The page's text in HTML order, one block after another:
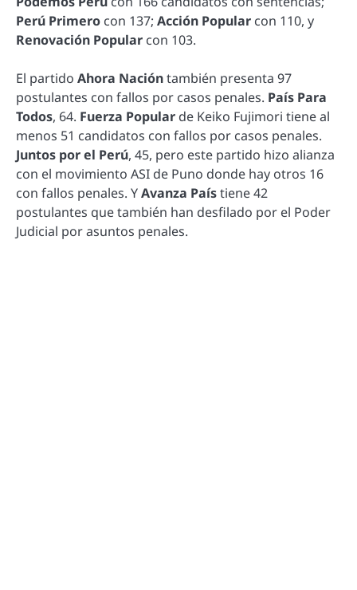
Perú Primero con 137; Acción Popular con 110, y
Renovación Popular con 103.
El partido Ahora Nacióntambién presenta 97
postulantes con fallos por casos penales. País Para
Todos, 64. Fuerza Popular de Keiko Fujimori tiene al
menos 51 candidatos con fallos por casos penales.
Juntos por el Perú, 45, pero este partido hizo alianza
con el movimiento ASI de Puno donde hay otros 16
con fallos penales. YAvanza Paístiene 42
postulantes que también han desfilado por el Poder
Judicial por asuntos penales.